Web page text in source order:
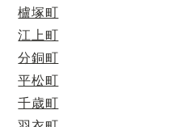
櫨塚町
江上町
分銅町
平松町
千歳町